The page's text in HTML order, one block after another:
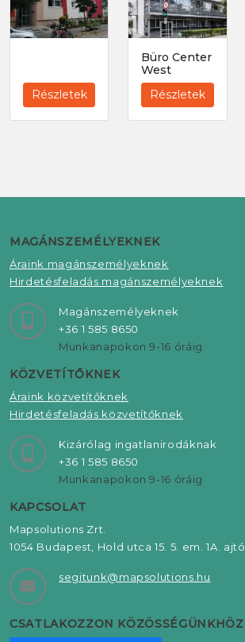
Részletek
Büro Center
West
Részletek
MAGÁNSZEMÉLYEKNEK
Áraink magánszemélyeknek
Hirdetésfeladás magánszemélyeknek
Magánszemélyeknek
+36 1 585 8650
Munkanapokon 9-16 óráig
KÖZVETÍTŐKNEK
Áraink közvetítőknek
Hirdetésfeladás közvetítőknek
Kizárólag ingatlanirodáknak
+36 1 585 8650
Munkanapokon 9-16 óráig
KAPCSOLAT
Mapsolutions Zrt.
1054 Budapest, Hold utca 15. 5. em. 1A. ajtó.
segitunk@mapsolutions.hu
CSATLAKOZZON KÖZÖSSÉGÜNKHÖZ